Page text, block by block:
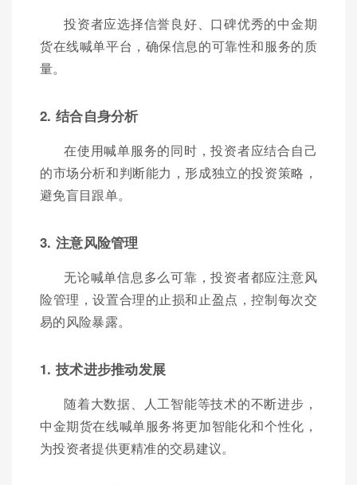
投资者应选择信誉良好、口碑优秀的中金期
货在线喊单平台，确保信息的可靠性和服务的质
量。
2. 结合自身分析
在使用喊单服务的同时，投资者应结合自己
的市场分析和判断能力，形成独立的投资策略，
避免盲目跟单。
3. 注意风险管理
无论喊单信息多么可靠，投资者都应注意风
险管理，设置合理的止损和止盈点，控制每次交
易的风险暴露。
1. 技术进步推动发展
随着大数据、人工智能等技术的不断进步，
中金期货在线喊单服务将更加智能化和个性化，
为投资者提供更精准的交易建议。